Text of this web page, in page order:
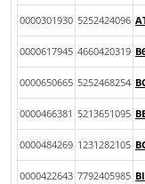
0000301930 5252424096
0000617945 4660420319
0000650665 5252468254
0000466381 5213651095
0000484269 1231282105
0000422643 7792405985